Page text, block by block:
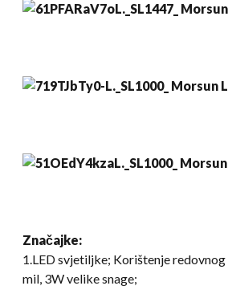
Značajke:
1.LED svjetiljke; Korištenje
mil, 3W velike snage;